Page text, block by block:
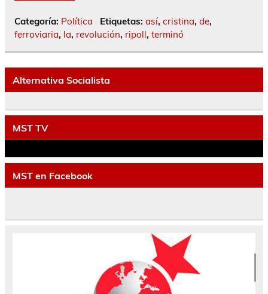
Categoría: Política Etiquetas: así, cristina, de,
ferroviaria, la, revolución, ripoll, terminó
Alternativa Socialista
MST TV
MST en Facebook